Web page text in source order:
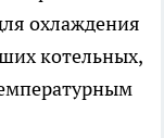
охлаждения
котельных,